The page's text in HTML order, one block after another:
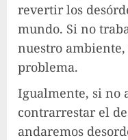
revertir los
mundo. Si no
nuestro
problema.
Igualmente, si no
contrarrestar el
andaremos